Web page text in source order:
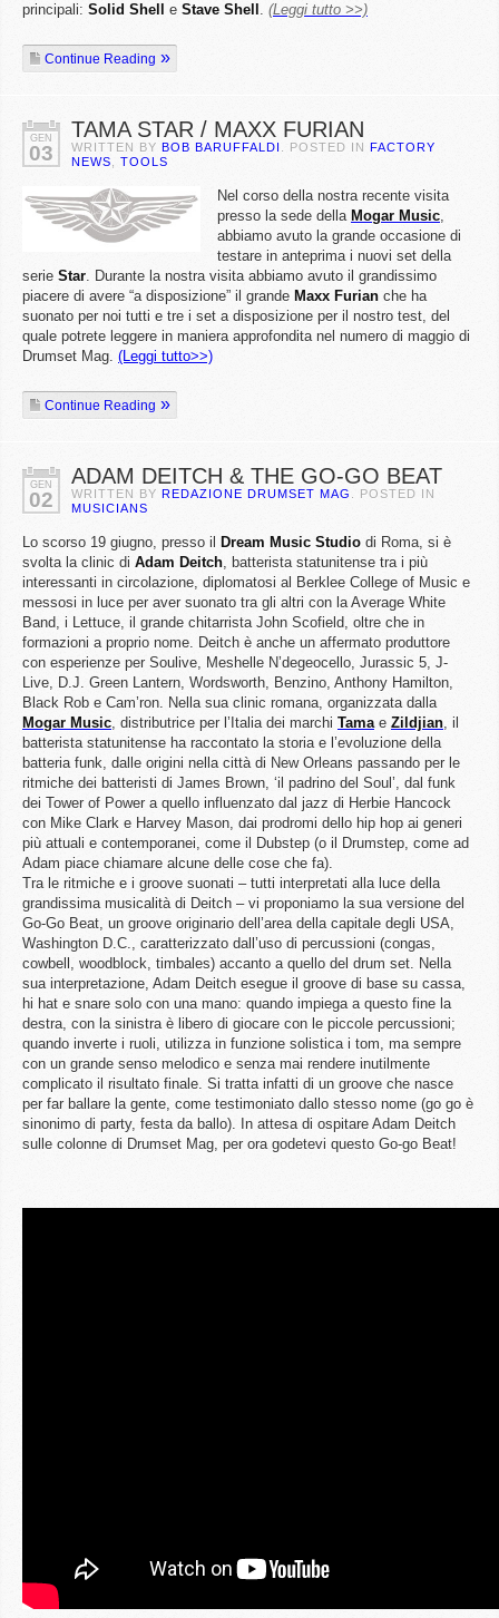
principali: Solid Shell e Stave Shell . (Leggi tutto >>)
Continue Reading
GEN
03
TAMA STAR / MAXX FURIAN
WRITTEN BY BOB BARUFFALDI . POSTED IN FACTORY
NEWS
TOOLS
Nel corso della nostra recente visita
presso la sede della Mogar Music,
abbiamo avuto la grande occasione di
testare in anteprima i nuovi set della
serie Star. Durante la nostra visita abbiamo avuto il grandissimo
piacere di avere “a disposizione” il grande Maxx Furian che ha
suonato per noi tutti e tre i set a disposizione per il nostro test, del
quale potrete leggere in maniera approfondita nel numero di maggio di
Drumset Mag. (Leggi tutto>>)
Continue Reading
GEN
02
ADAM DEITCH & THE GO-GO BEAT
WRITTEN BY REDAZIONE DRUMSET MAG
. POSTED IN
MUSICIANS
Lo scorso 19 giugno, presso il Dream Music Studio di Roma, si è
svolta la clinic di Adam Deitch, batterista statunitense tra i più
interessanti in circolazione, diplomatosi al Berklee College of Music e
messosi in luce per aver suonato tra gli altri con la Average White
Band, i Lettuce, il grande chitarrista John Scofield, oltre che in
formazioni a proprio nome. Deitch è anche un affermato produttore
con esperienze per Soulive, Meshelle N’degeocello, Jurassic 5, J-
Live, D.J. Green Lantern, Wordsworth, Benzino, Anthony Hamilton,
Black Rob e Cam’ron. Nella sua clinic romana, organizzata dalla
Mogar Music, distributrice per l’Italia dei marchi Tamae Zildjian, il
batterista statunitense ha raccontato la storia e l’evoluzione della
batteria funk, dalle origini nella città di New Orleans passando per le
ritmiche dei batteristi di James Brown, ‘il padrino del Soul’, dal funk
dei Tower of Power a quello influenzato dal jazz di Herbie Hancock
con Mike Clark e Harvey Mason, dai prodromi dello hip hop ai generi
più attuali e contemporanei, come il Dubstep (o il Drumstep, come ad
Adam piace chiamare alcune delle cose che fa).
Tra le ritmiche e i groove suonati – tutti interpretati alla luce della
grandissima musicalità di Deitch – vi proponiamo la sua versione del
Go-Go Beat, un groove originario dell’area della capitale degli USA,
Washington D.C., caratterizzato dall’uso di percussioni (congas,
cowbell, woodblock, timbales) accanto a quello del drum set. Nella
sua interpretazione, Adam Deitch esegue il groove di base su cassa,
hi hat e snare solo con una mano: quando impiega a questo fine la
destra, con la sinistra è libero di giocare con le piccole percussioni;
quando inverte i ruoli, utilizza in funzione solistica i tom, ma sempre
con un grande senso melodico e senza mai rendere inutilmente
complicato il risultato finale. Si tratta infatti di un groove che nasce
per far ballare la gente, come testimoniato dallo stesso nome (go go è
sinonimo di party, festa da ballo). In attesa di ospitare Adam Deitch
sulle colonne di Drumset Mag, per ora godetevi questo Go-go Beat!